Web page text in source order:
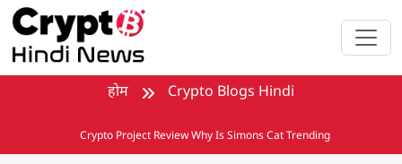
मुख्य सामग्री पर जाएँ
होम Crypto Blogs Hindi
Crypto Project Review Why Is Simons Cat Trending